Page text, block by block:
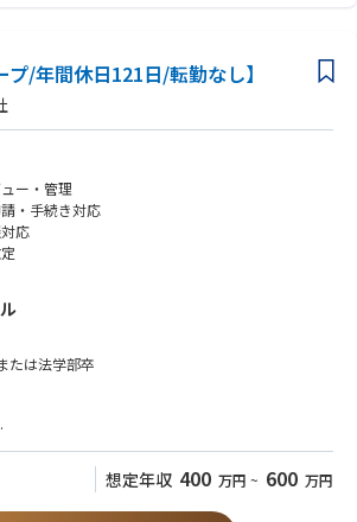
/年間休日121日/転勤なし】
ー・管理
・手続き対応
応
ルアップを目指すことができます。
務をすべて一人でこなしていただけるように伴走
慣れてきたら、社内コンプライアンス体制の構
ンス研修の実施、法的リスクの洗い出しと対策立
たは法学部卒
験
育の企画・運用経験
想定年収 400 万円 ~ 600 万円